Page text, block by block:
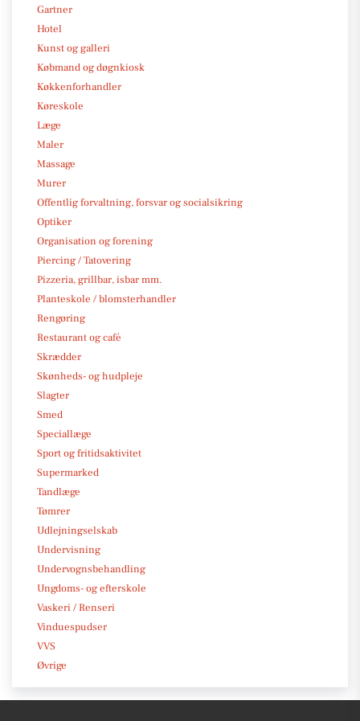
Gartner
Hotel
Kunst og galleri
Købmand og døgnkiosk
Køkkenforhandler
Køreskole
Læge
Maler
Massage
Murer
Offentlig forvaltning, forsvar og socialsikring
Optiker
Organisation og forening
Piercing / Tatovering
Pizzeria, grillbar, isbar mm.
Planteskole / blomsterhandler
Rengøring
Restaurant og café
Skrædder
Skønheds- og hudpleje
Slagter
Smed
Speciallæge
Sport og fritidsaktivitet
Supermarked
Tandlæge
Tømrer
Udlejningselskab
Undervisning
Undervognsbehandling
Ungdoms- og efterskole
Vaskeri / Renseri
Vinduespudser
VVS
Øvrige